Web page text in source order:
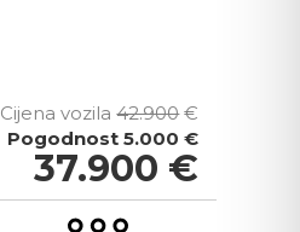
Cijena vozila42.900€
Pogodnost5.000 €
37.900 €